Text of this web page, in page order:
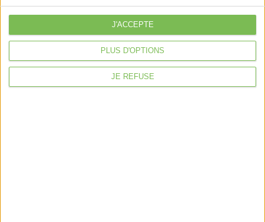
PLUS D'OPTIONS
JE REFUSE
J'ACCEPTE
Mentions légales
Politique de confidentialité
Condition générales de ventes
Verywell Digital